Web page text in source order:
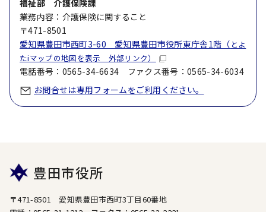
福祉部 介護保険課
業務内容：介護保険に関すること
〒471-8501
愛知県豊田市西町3-60 愛知県豊田市役所東庁舎1階（ とよ
たiマップの地図を表示 外部リンク）
電話番号：0565-34-6634 ファクス番号：0565-34-6034
お問合せは専用フォームをご利用ください。
豊田市役所
〒471-8501 愛知県豊田市西町3丁目60番地